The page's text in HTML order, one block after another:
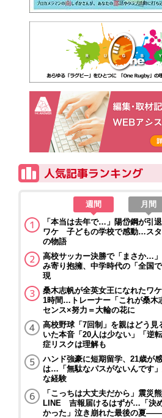
週間
月間
「本当は去年で…」陽岱鋼が引
ワケ 子どもの学校で感動…スタ
の物語
高校サッカー決勝で「まさか…
み寄り抱擁、中学時代の「全国
現
桑木志帆が全英女王になれたワ
1時間…トレーナー「これが桑木
センス×努力＝大輪の花に
高校野球「7回制」を親はどう
いた本音「20人は少ない」「逆
症リスクは理解も
ハンド強豪に短期留学、21歳が
は…「無駄なパスがないんです
な経験
「こっちは大丈夫だから」震災
LINE 吉報届けるはずが…「決
かった」泣き崩れた最後の夏